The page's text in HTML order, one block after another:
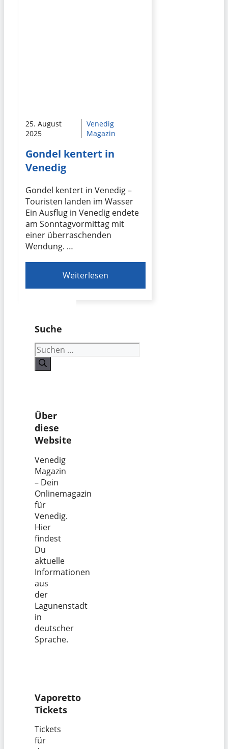
25. August
2025
Venedig
Magazin
Gondel kentert in
Venedig
Gondel kentert in Venedig –
Touristen landen im Wasser
Ein Ausflug in Venedig endete
am Sonntagvormittag mit
einer überraschenden
Wendung. …
Weiterlesen
Suche
Suchen
nach:
Über
diese
Website
Venedig
Magazin
– Dein
Onlinemagazin
für
Venedig.
Hier
findest
Du
aktuelle
Informationen
aus
der
Lagunenstadt
in
deutscher
Sprache.
Vaporetto
Tickets
Tickets
für